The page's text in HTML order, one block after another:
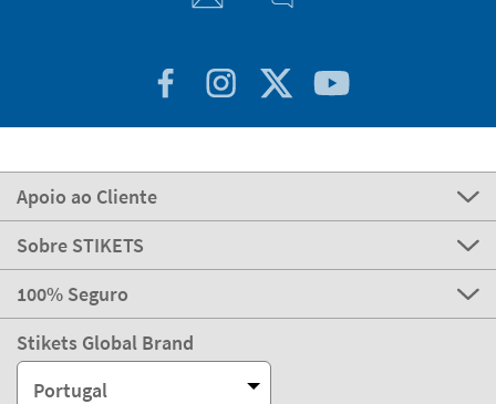
Apoio ao Cliente
Sobre STIKETS
100% Seguro
Stikets Global Brand
Portugal